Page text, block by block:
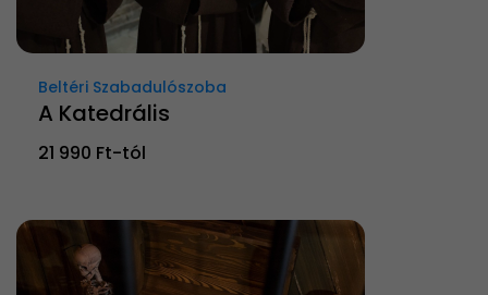
Beltéri Szabadulószoba
A Katedrális
21 990 Ft-tól